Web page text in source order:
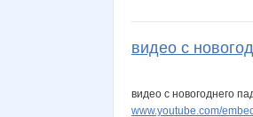
видео с
видео с новогоднего
www.youtube.com/